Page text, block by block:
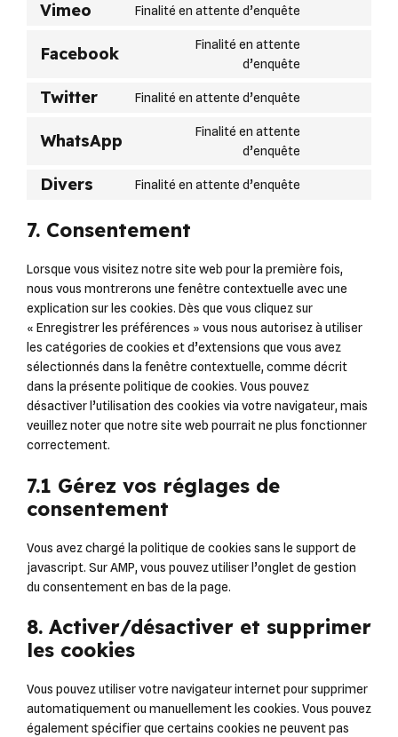
Vimeo Finalité en attente d’enquête
Facebook
Finalité en attente
d’enquête
Twitter Finalité en attente d’enquête
WhatsApp
Finalité en attente
d’enquête
Divers Finalité en attente d’enquête
7. Consentement
Lorsque vous visitez notre site web pour la première fois,
nous vous montrerons une fenêtre contextuelle avec une
explication sur les cookies. Dès que vous cliquez sur
« Enregistrer les préférences » vous nous autorisez à utiliser
les catégories de cookies et d’extensions que vous avez
sélectionnés dans la fenêtre contextuelle, comme décrit
dans la présente politique de cookies. Vous pouvez
désactiver l’utilisation des cookies via votre navigateur, mais
veuillez noter que notre site web pourrait ne plus fonctionner
correctement.
7.1 Gérez vos réglages de
consentement
Vous avez chargé la politique de cookies sans le support de
javascript. Sur AMP, vous pouvez utiliser l’onglet de gestion
du consentement en bas de la page.
8. Activer/désactiver et supprimer
les cookies
Vous pouvez utiliser votre navigateur internet pour supprimer
automatiquement ou manuellement les cookies. Vous pouvez
également spécifier que certains cookies ne peuvent pas